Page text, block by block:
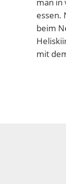
essen.
beim
mit